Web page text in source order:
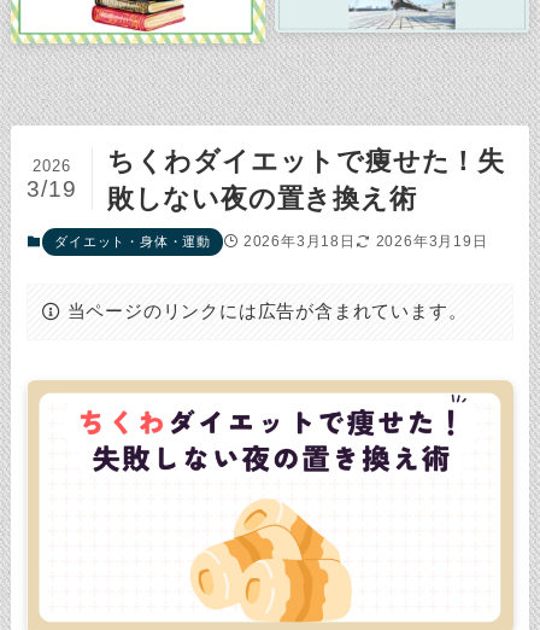
ちくわダイエットで痩せた！失
敗しない夜の置き換え術
2026
3/19
ダイエット・身体・運動 2026年3月18日 2026年3月19日
当ページのリンクには広告が含まれています。